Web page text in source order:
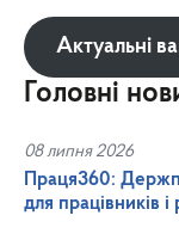
Актуальні
Головні
08 липня 2026
Праця360:
для працівників